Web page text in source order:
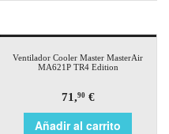
Ventilador Cooler Master MasterAir
MA621P TR4 Edition
71,90€
Añadir al carrito